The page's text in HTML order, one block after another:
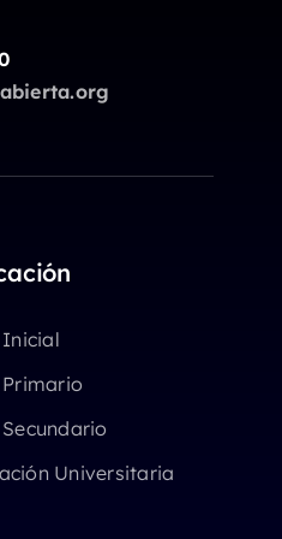
Universitaria